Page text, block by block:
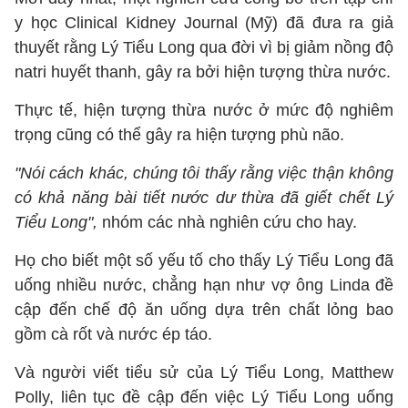
y học Clinical Kidney Journal (Mỹ) đã đưa ra giả
thuyết rằng Lý Tiểu Long qua đời vì bị giảm nồng độ
natri huyết thanh, gây ra bởi hiện tượng thừa nước.
Thực tế, hiện tượng thừa nước ở mức độ nghiêm
trọng cũng có thể gây ra hiện tượng phù não.
"Nói cách khác, chúng tôi thấy rằng việc thận không
có khả năng bài tiết nước dư thừa đã giết chết Lý
Tiểu Long", nhóm các nhà nghiên cứu cho hay.
Họ cho biết một số yếu tố cho thấy Lý Tiểu Long đã
uống nhiều nước, chẳng hạn như vợ ông Linda đề
cập đến chế độ ăn uống dựa trên chất lỏng bao
gồm cà rốt và nước ép táo.
Và người viết tiểu sử của Lý Tiểu Long, Matthew
Polly, liên tục đề cập đến việc Lý Tiểu Long uống